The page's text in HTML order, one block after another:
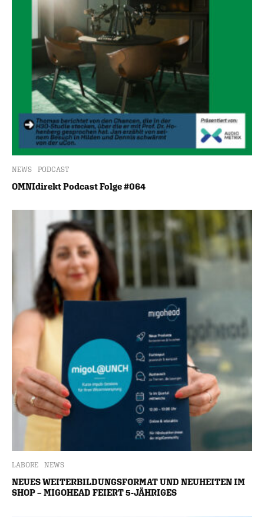
NEWS PODCAST
OMNIdirekt Podcast Folge #064
LABORE NEWS
NEUES WEITERBILDUNGSFORMAT UND NEUHEITEN IM
SHOP – MIGOHEAD FEIERT 5-JÄHRIGES